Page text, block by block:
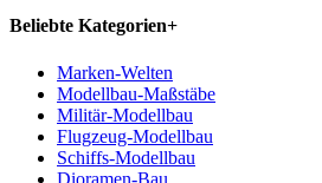
Beliebte Kategorien+
Marken-Welten
Modellbau-Maßstäbe
Militär-Modellbau
Flugzeug-Modellbau
Schiffs-Modellbau
Dioramen-Bau